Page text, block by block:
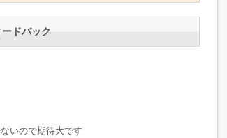
ドバック
いので期待大です